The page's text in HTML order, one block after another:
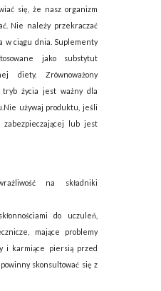
się, że nasz organizm
Nie należy przekraczać
w ciągu dnia. Suplementy
jako substytut
diety. Zrównoważony
tryb życia jest ważny dla
używaj produktu, jeśli
lub jest
na składniki
do uczuleń,
mające problemy
i karmiące piersią przed
skonsultować się z